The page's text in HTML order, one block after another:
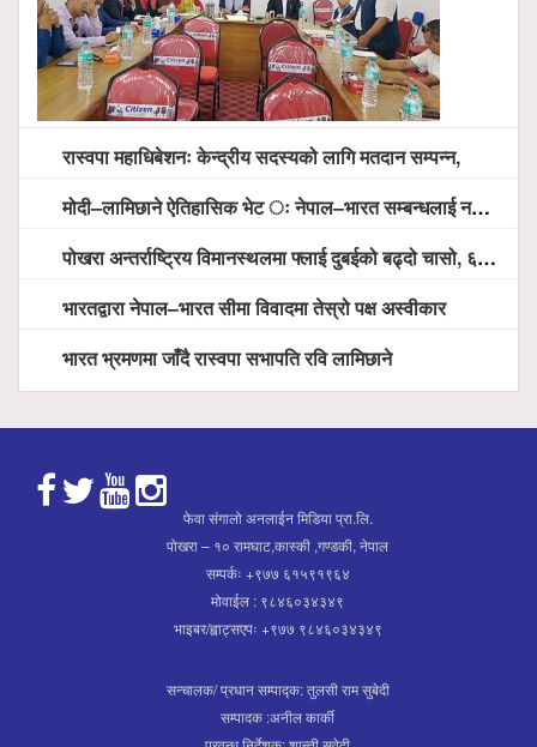
रास्वपा महाधिबेशनः केन्द्रीय सदस्यको लागि मतदान सम्पन्न,
मोदी–लामिछाने ऐतिहासिक भेट ः नेपाल–भारत सम्बन्धलाई नयाँ उचाइमा पु¥याउने साझा प्रतिबद्धता
पोखरा अन्तर्राष्ट्रिय विमानस्थलमा फ्लाई दुबईको बढ्दो चासो, ६ घण्टा लामो प्राविधिक निरीक्षणपछि दैनिक उडानको ढोका खुल्दै
भारतद्वारा नेपाल–भारत सीमा विवादमा तेस्रो पक्ष अस्वीकार
भारत भ्रमणमा जाँदै रास्वपा सभापति रवि लामिछाने
फेवा संगालो अनलाईन मिडिया प्रा.लि.
पोखरा – १० रामघाट,कास्की ,गण्डकी, नेपाल
सम्पर्कः +९७७ ६१५९१९६४
मोवाईल : ९८४६०३४३४९
भाइबर/ह्वाट्सएपः +९७७ ९८४६०३४३४९
सन्चालक/ प्रधान सम्पाद्क: तुलसी राम सुबेदी
सम्पादक :अनील कार्की